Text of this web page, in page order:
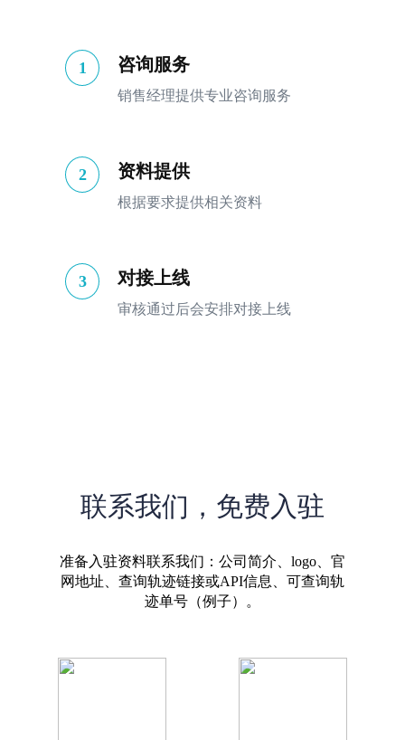
1 咨询服务
销售经理提供专业咨询服务
2 资料提供
根据要求提供相关资料
3 对接上线
审核通过后会安排对接上线
联系我们，免费入驻
准备入驻资料联系我们：公司简介、logo、官
网地址、查询轨迹链接或API信息、可查询轨
迹单号（例子）。